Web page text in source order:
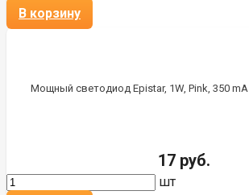
В корзину
Мощный светодиод Epistar, 1W, Pink, 350 mA
17 руб.
шт